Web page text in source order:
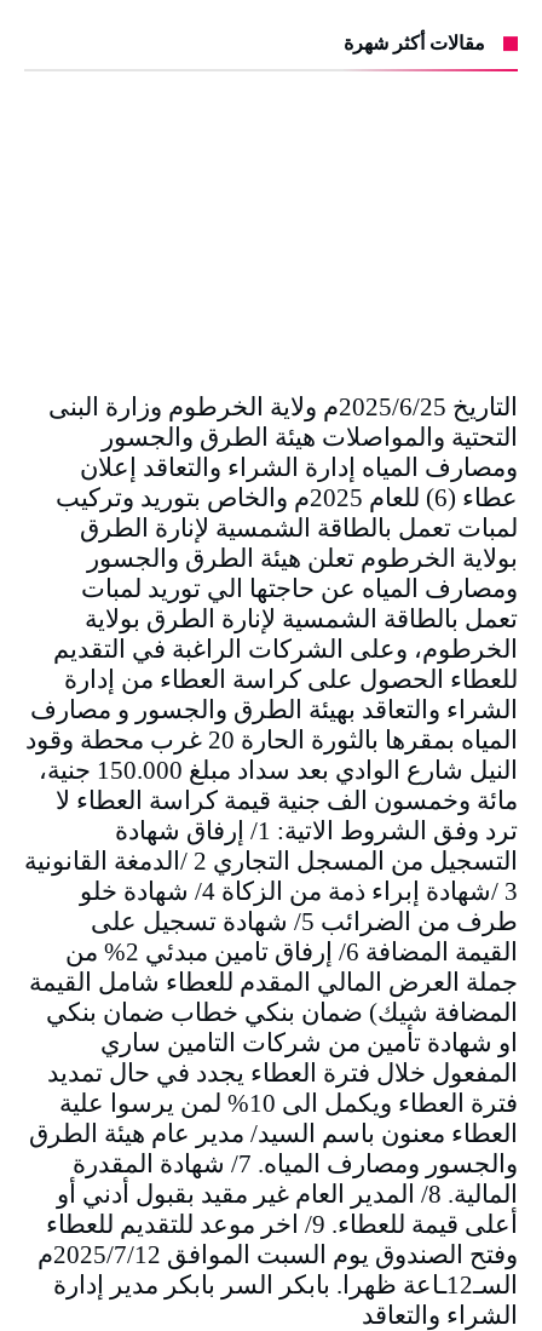
مقالات أكثر شهرة
التاريخ 2025/6/25م ولاية الخرطوم وزارة البنى
التحتية والمواصلات هيئة الطرق والجسور
ومصارف المياه إدارة الشراء والتعاقد إعلان
عطاء (6) للعام 2025م والخاص بتوريد وتركيب
لمبات تعمل بالطاقة الشمسية لإنارة الطرق
بولاية الخرطوم تعلن هيئة الطرق والجسور
ومصارف المياه عن حاجتها الي توريد لمبات
تعمل بالطاقة الشمسية لإنارة الطرق بولاية
الخرطوم، وعلى الشركات الراغبة في التقديم
للعطاء الحصول على كراسة العطاء من إدارة
الشراء والتعاقد بهيئة الطرق والجسور و مصارف
المياه بمقرها بالثورة الحارة 20 غرب محطة وقود
النيل شارع الوادي بعد سداد مبلغ 150.000 جنية،
مائة وخمسون الف جنية قيمة كراسة العطاء لا
ترد وفق الشروط الاتية: 1/ إرفاق شهادة
التسجيل من المسجل التجاري 2 /الدمغة القانونية
3 /شهادة إبراء ذمة من الزكاة 4/ شهادة خلو
طرف من الضرائب 5/ شهادة تسجيل على
القيمة المضافة 6/ إرفاق تامين مبدئي 2% من
جملة العرض المالي المقدم للعطاء شامل القيمة
المضافة شيك) ضمان بنكي خطاب ضمان بنكي
او شهادة تأمين من شركات التامين ساري
المفعول خلال فترة العطاء يجدد في حال تمديد
فترة العطاء ويكمل الى 10% لمن يرسوا علية
العطاء معنون باسم السيد/ مدير عام هيئة الطرق
والجسور ومصارف المياه. 7/ شهادة المقدرة
المالية. 8/ المدير العام غير مقيد بقبول أدني أو
أعلى قيمة للعطاء. 9/ اخر موعد للتقديم للعطاء
وفتح الصندوق يوم السبت الموافق 2025/7/12م
السـ12ـاعة ظهرا. بابكر السر بابكر مدير إدارة
الشراء والتعاقد